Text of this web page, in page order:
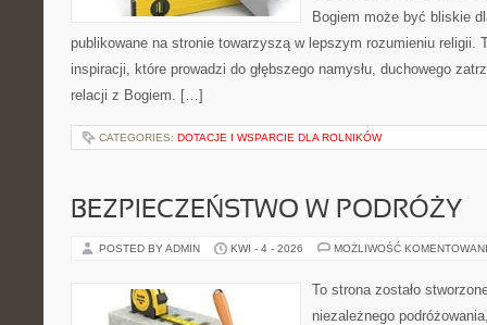
Bogiem może być bliskie
publikowane na stronie towarzyszą w lepszym rozumieniu religii.
inspiracji, które prowadzi do głębszego namysłu, duchowego
relacji z Bogiem. […]
CATEGORIES: DOTACJE I WSPARCIE DLA ROLNIKÓW
BEZPIECZEŃSTWO W PODRÓŻY
POSTED BY ADMIN KWI - 4 - 2026 MOŻLIWOŚĆ
To strona zostało
niezależnego